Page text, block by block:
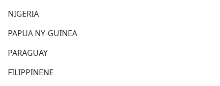
NIGERIA
PAPUA NY-GUINEA
PARAGUAY
FILIPPINENE